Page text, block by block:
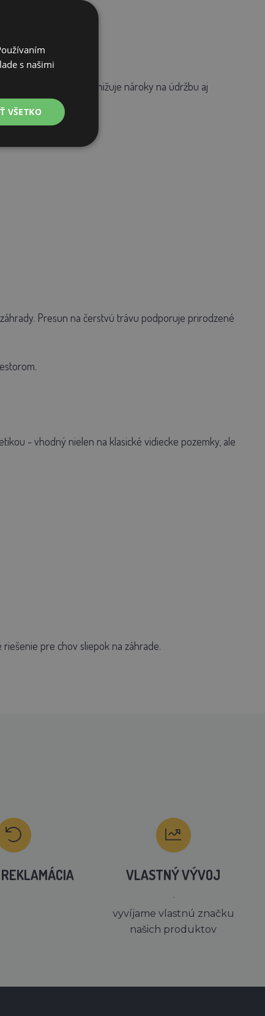
nátery. To výrazne znižuje nároky na údržbu aj
Presun na čerstvú trávu podporuje prirodzené
- vhodný nielen na klasické vidiecke pozemky, ale
pre chov sliepok na záhrade.
VLASTNÝ VÝVOJ
´
vyvíjame vlastnú značku
našich produktov
s našimi
VŠETKO